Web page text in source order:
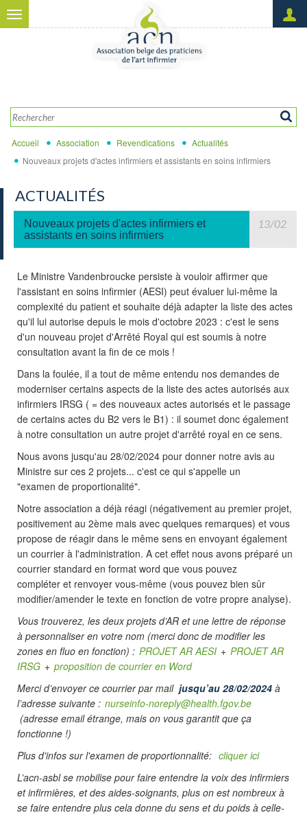
Aller au contenu principal
de passe
Toggle
navigation
Accueil Association Revendications
Actualités
Nouveaux projets d'actes infirmiers et assistants en soins infirmiers
ACTUALITÉS
Nouveaux projets d'actes infirmiers et
assistants en soins infirmiers
13/02
Le Ministre Vandenbroucke persiste à vouloir affirmer que
l'assistant en soins infirmier (AESI) peut évaluer lui-même la
complexité du patient et souhaite déjà adapter la liste des actes
qu'il lui autorise depuis le mois d'octobre 2023 : c'est le sens
d'un nouveau projet d'Arrêté Royal qui est soumis à notre
consultation avant la fin de ce mois !
Dans la foulée, il a tout de même entendu nos demandes de
moderniser certains aspects de la liste des actes autorisés aux
infirmiers IRSG ( = des nouveaux actes autorisés et le passage
de certains actes du B2 vers le B1) : il soumet donc également
à notre consultation un autre projet d'arrêté royal en ce sens.
Nous avons jusqu'au 28/02/2024 pour donner notre avis au
Ministre sur ces 2 projets... c'est ce qui s'appelle un
"examen de proportionalité".
Notre association a déjà réagi (négativement au premier projet,
positivement au 2ème mais avec quelques remarques) et vous
propose de réagir dans le même sens en envoyant également
un courrier à l'administration. A cet effet nous avons préparé un
courrier standard en format word que vous pouvez
compléter et renvoyer vous-même (vous pouvez bien sûr
modifier/amender le texte en fonction de votre propre analyse).
Vous trouverez, les deux projets d’AR et une lettre de réponse
à personnaliser en votre nom (merci donc de modifier les
zones en fluo en fonction) : PROJET AR AESI + PROJET AR
IRSG + proposition de courrier en Word
Merci d’envoyer ce courrier par mail jusqu’au 28/02/2024 à
l’adresse suivante : nurseinfo-noreply@health.fgov.be
(adresse email étrange, mais on vous garantit que ça
fonctionne !)
Plus d'infos sur l'examen de proportionnalité: cliquer ici
L’acn-asbl se mobilise pour faire entendre la voix des infirmiers
et infirmières, et des aides-soignants, plus on est nombreux à
se faire entendre plus cela donne du sens et du poids à celle-